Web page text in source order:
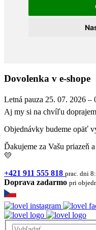
Dovolenka v e-shope
Letná pauza 25. 07. 2026
Aj my si na chvíľu
Objednávky budeme opäť
Ďakujeme za Vašu priazeň
💛
+421 911 555 818 prac. dni
Doprava zadarmo pri